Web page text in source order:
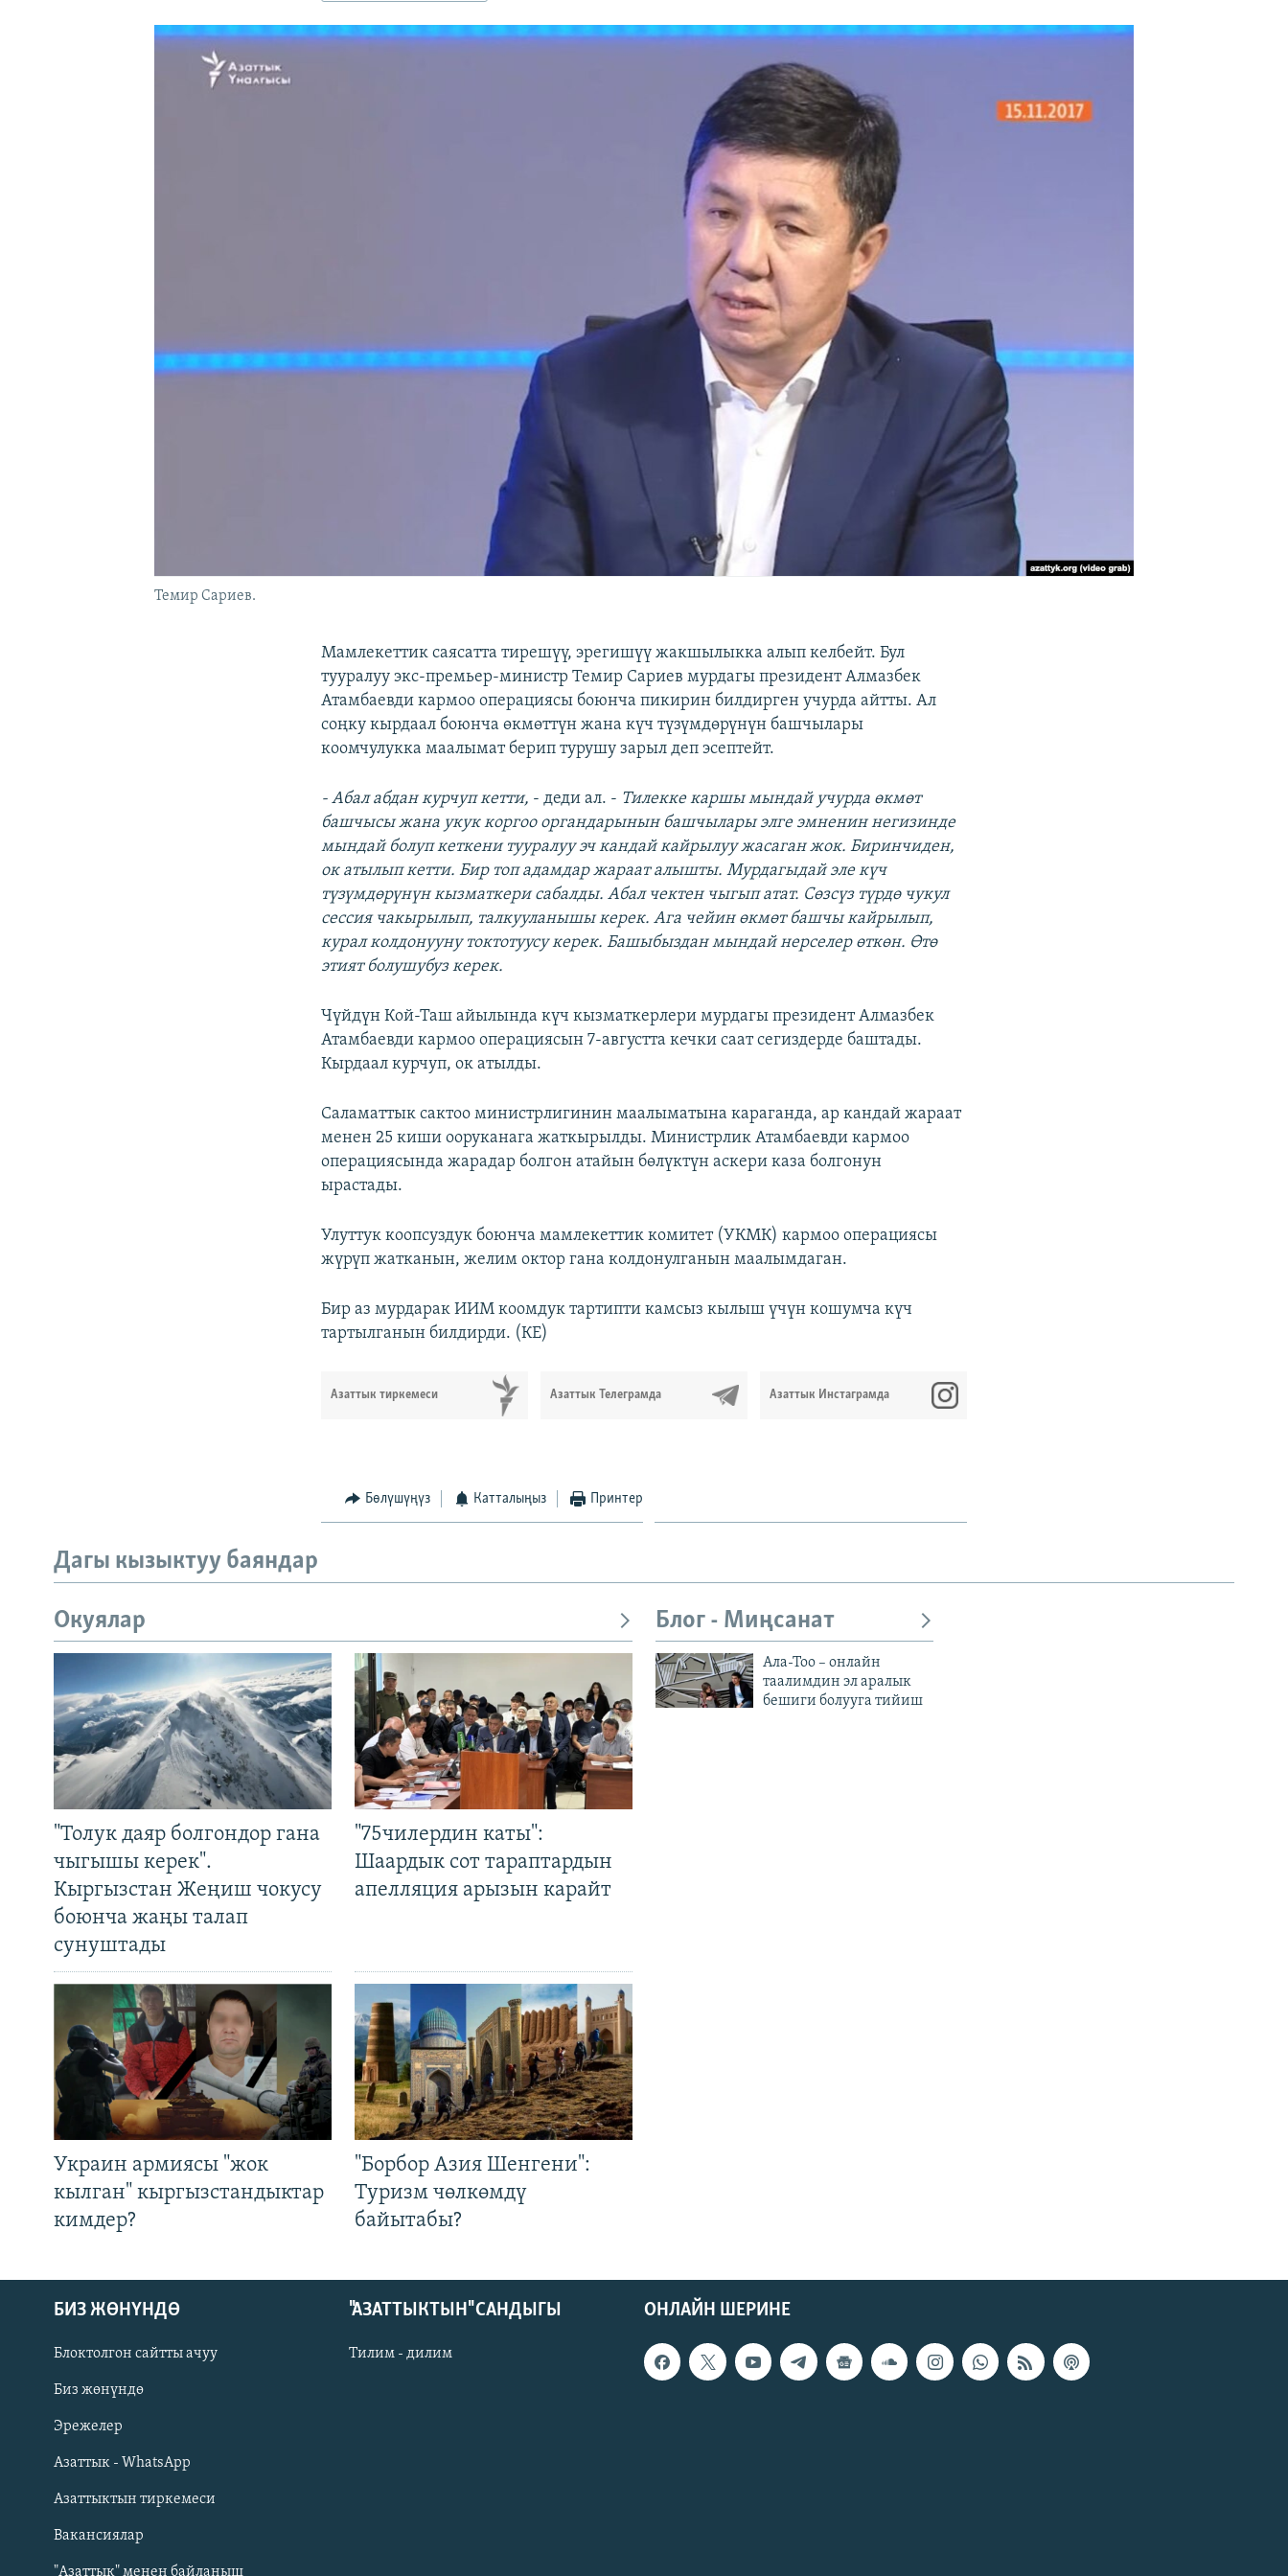
Русский
ОНЛАЙН ШЕРИНЕ
Темир Сариев.
Мамлекеттик саясатта тирешүү, эрегишүү жакшылыкка алып келбейт. Бул
тууралуу экс-премьер-министр Темир Сариев мурдагы президент Алмазбек
Атамбаевди кармоо операциясы боюнча пикирин билдирген учурда айтты. Ал
соңку кырдаал боюнча өкмөттүн жана күч түзүмдөрүнүн башчылары
коомчулукка маалымат берип турушу зарыл деп эсептейт.
- Абал абдан курчуп кетти, - деди ал. - Тилекке каршы мындай учурда өкмөт
башчысы жана укук коргоо органдарынын башчылары элге эмненин негизинде
мындай болуп кеткени тууралуу эч кандай кайрылуу жасаган жок. Биринчиден,
ок атылып кетти. Бир топ адамдар жараат алышты. Мурдагыдай эле күч
түзүмдөрүнүн кызматкери сабалды. Абал чектен чыгып атат. Сөзсүз түрдө чукул
сессия чакырылып, талкууланышы керек. Ага чейин өкмөт башчы кайрылып,
курал колдонууну токтотуусу керек. Башыбыздан мындай нерселер өткөн. Өтө
этият болушубуз керек.
Чүйдүн Кой-Таш айылында күч кызматкерлери мурдагы президент Алмазбек
Атамбаевди кармоо операциясын 7-августта кечки саат сегиздерде баштады.
Кырдаал курчуп, ок атылды.
Саламаттык сактоо министрлигинин маалыматына караганда, ар кандай жараат
менен 25 киши ооруканага жаткырылды. Министрлик Атамбаевди кармоо
операциясында жарадар болгон атайын бөлүктүн аскери каза болгонун
ырастады.
Улуттук коопсуздук боюнча мамлекеттик комитет (УКМК) кармоо операциясы
жүрүп жатканын, желим октор гана колдонулганын маалымдаган.
Бир аз мурдарак ИИМ коомдук тартипти камсыз кылыш үчүн кошумча күч
тартылганын билдирди. (КЕ)
Азаттык тиркемеси Азаттык Телеграмда Азаттык Инстаграмда
Бөлүшүңүз Катталыңыз Принтер
Дагы кызыктуу баяндар
Окуялар
"Толук даяр болгондор гана
чыгышы керек".
Кыргызстан Жеңиш чокусу
боюнча жаңы талап
сунуштады
"75чилердин каты":
Шаардык сот тараптардын
апелляция арызын карайт
Украин армиясы "жок
кылган" кыргызстандыктар
кимдер?
"Борбор Азия Шенгени":
Туризм чөлкөмдү
байытабы?
Блог - Миңсанат
Ала-Тоо – онлайн
таалимдин эл аралык
бешиги болууга тийиш
ОНЛАЙН ШЕРИНЕ
БИЗ ЖӨНҮНДӨ
Блоктолгон сайтты ачуу
Биз жөнүндө
Эрежелер
Азаттык - WhatsApp
Азаттыктын тиркемеси
Вакансиялар
"Азаттык" менен байланыш
"АЗАТТЫКТЫН" САНДЫГЫ
Тилим - дилим